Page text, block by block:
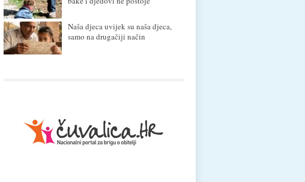
Naša djeca uvijek su naša djeca,
samo na drugačiji način